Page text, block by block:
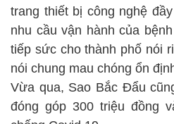
trang thiết bị công nghệ
nhu cầu vận hành của
tiếp sức cho thành phố nói
nói chung mau chóng ổn
Vừa qua, Sao Bắc Đẩu
đóng góp 300 triệu đồng